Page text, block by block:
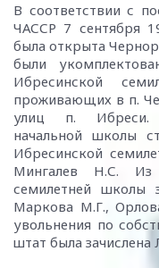
В соответствии с
ЧАССР 7 сентября
была открыта
были
Ибресинской
проживающих в п.
улиц п. Ибреси.
начальной школы
Ибресинской
Мингалев Н.С. Из
семилетней школы
Маркова М.Г.,
увольнения по
штат была